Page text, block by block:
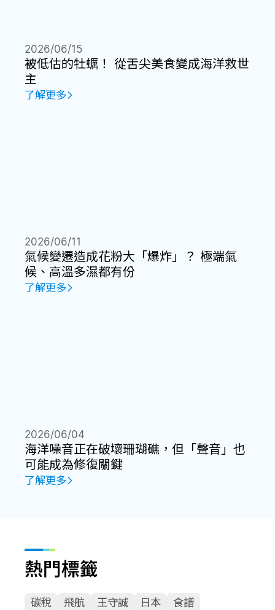
被低估的牡蠣！ 從舌尖美食變成海洋救世
主
2026/06/15
了解更多
氣候變遷造成花粉大「爆炸」？ 極端氣
候、高溫多濕都有份
2026/06/11
了解更多
海洋噪音正在破壞珊瑚礁，但「聲音」也
可能成為修復關鍵
2026/06/04
了解更多
熱門標籤
碳稅 飛航 王守誠 日本 食譜